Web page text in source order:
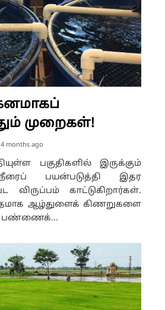
முறைகள்!
4 months ago
பகுதிகளில் இருக்கும்
பயன்படுத்தி இதர
விருப்பம் காட்டுகிறார்கள்.
ஆழ்துளைக் கிணறுகளை
பண்ணைக்...